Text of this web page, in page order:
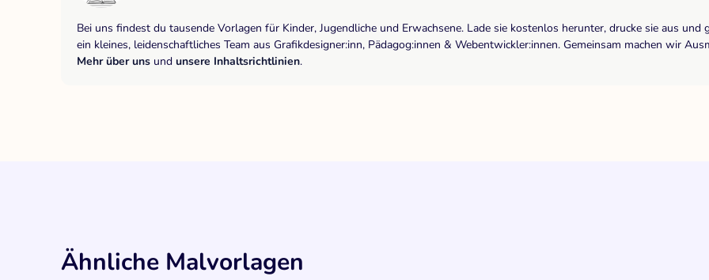
Bei uns findest du tausende Vorlagen für Kinder, Jugendliche und Erwachsene. Lade sie kostenlos herunter, drucke sie aus
ein kleines, leidenschaftliches Team aus Grafikdesigner:inn, Pädagog:innen & Webentwickler:innen. Gemeinsam machen wir
Mehr über uns und unsere Inhaltsrichtlinien.
Ähnliche Malvorlagen